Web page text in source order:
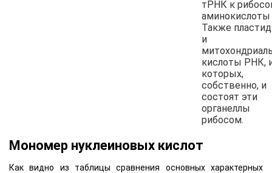
тРНК к
аминокислоты
Также
и
кислоты РНК,
которых,
собственно, и
состоят эти
органеллы
рибосом.
Мономер нуклеиновых кислот
Как видно из таблицы сравнения основных характерных